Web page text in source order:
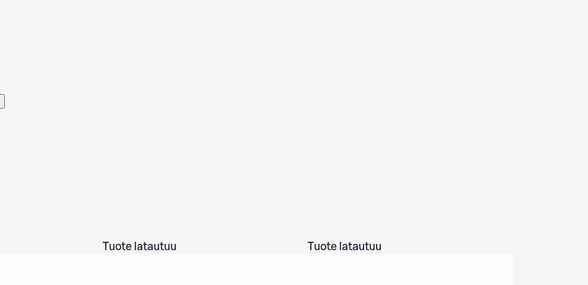
Tuote latautuu Tuote latautuu